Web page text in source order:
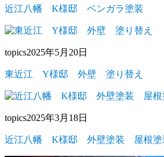
近江八幡 K様邸 ベンガラ塗装
topics2025年5月20日
東近江 Y様邸 外壁 塗り替え
topics2025年3月18日
近江八幡 K様邸 外壁塗装 屋根塗